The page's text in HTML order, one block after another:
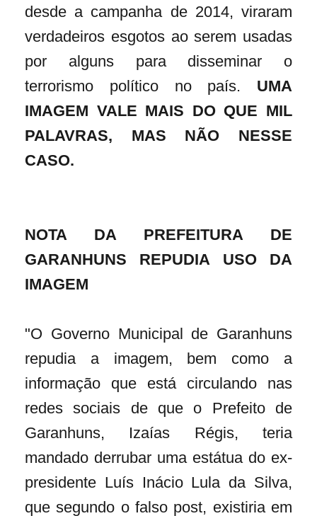
desde a campanha de 2014, viraram
verdadeiros esgotos ao serem usadas
por alguns para disseminar o
terrorismo político no país. UMA
IMAGEM VALE MAIS DO QUE MIL
PALAVRAS, MAS NÃO NESSE
CASO.
NOTA DA PREFEITURA DE
GARANHUNS REPUDIA USO DA
IMAGEM
"O Governo Municipal de Garanhuns
repudia a imagem, bem como a
informação que está circulando nas
redes sociais de que o Prefeito de
Garanhuns, Izaías Régis, teria
mandado derrubar uma estátua do ex-
presidente Luís Inácio Lula da Silva,
que segundo o falso post, existiria em